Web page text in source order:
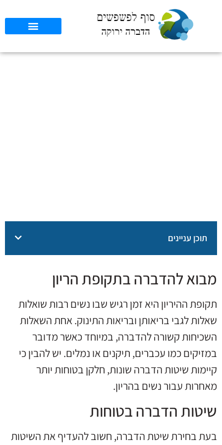
תוכן עניינים
מבוא להדברה בתקופת הריון
תקופת ההיריון היא זמן רגיש שבו נשים רבות שואלות
שאלות לגבי בריאותן ובריאות התינוק. אחת השאלות
השכיחות קשורה להדברה, במיוחד כאשר מדובר
במזיקים כמו עכברים, תיקנים או נמלים. יש להבין כי
קיימות שיטות הדברה שונות, חלקן בטוחות יותר
מאחרות עבור נשים בהריון.
שיטות הדברה בטוחות
בעת בחירת שיטת הדברה, חשוב להעדיף את השיטות